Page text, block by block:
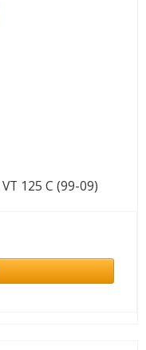
125 C (99-09)